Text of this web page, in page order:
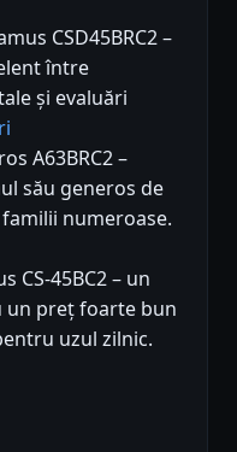
CSD45BRC2 –
între
și evaluări
A63BRC2 –
său generos de
numeroase.
CS-45BC2 – un
un preț foarte bun
uzul zilnic.